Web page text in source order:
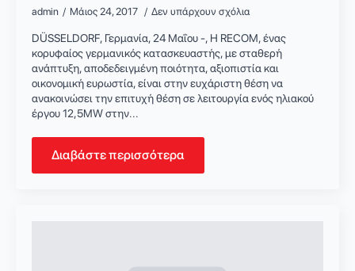
admin Μάιος 24, 2017 Δεν υπάρχουν σχόλια
DÜSSELDORF, Γερμανία, 24 Μαΐου -, Η RECOM, ένας
κορυφαίος γερμανικός κατασκευαστής, με σταθερή
ανάπτυξη, αποδεδειγμένη ποιότητα, αξιοπιστία και
οικονομική ευρωστία, είναι στην ευχάριστη θέση να
ανακοινώσει την επιτυχή θέση σε λειτουργία ενός ηλιακού
έργου 12,5MW στην...
Διαβάστε περισσότερα